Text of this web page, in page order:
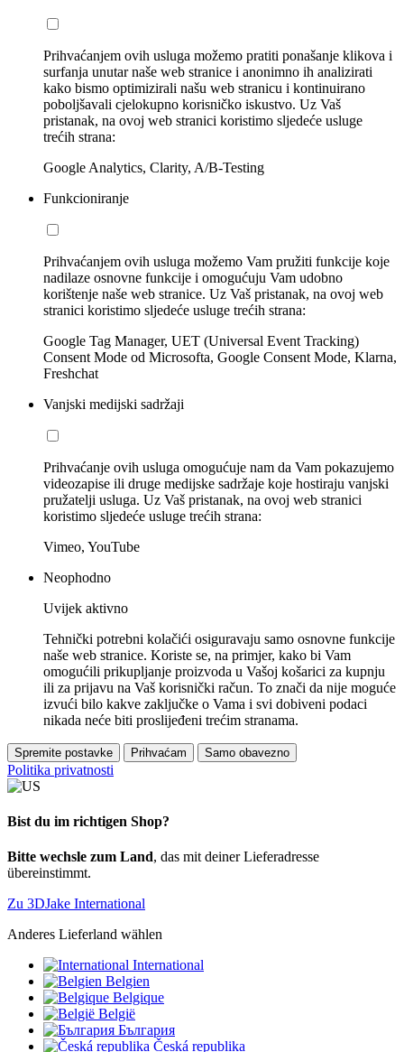
Prihvaćanjem ovih usluga možemo pratiti ponašanje klikova i
surfanja unutar naše web stranice i anonimno ih analizirati
kako bismo optimizirali našu web stranicu i kontinuirano
poboljšavali cjelokupno korisničko iskustvo. Uz Vaš
pristanak, na ovoj web stranici koristimo sljedeće usluge
trećih strana:
Google Analytics, Clarity, A/B-Testing
Funkcioniranje
Prihvaćanjem ovih usluga možemo Vam pružiti funkcije koje
nadilaze osnovne funkcije i omogućuju Vam udobno
korištenje naše web stranice. Uz Vaš pristanak, na ovoj web
stranici koristimo sljedeće usluge trećih strana:
Google Tag Manager, UET (Universal Event Tracking)
Consent Mode od Microsofta, Google Consent Mode, Klarna,
Freshchat
Vanjski medijski sadržaji
Prihvaćanje ovih usluga omogućuje nam da Vam pokazujemo
videozapise ili druge medijske sadržaje koje hostiraju vanjski
pružatelji usluga. Uz Vaš pristanak, na ovoj web stranici
koristimo sljedeće usluge trećih strana:
Vimeo, YouTube
Neophodno
Uvijek aktivno
Tehnički potrebni kolačići osiguravaju samo osnovne funkcije
naše web stranice. Koriste se, na primjer, kako bi Vam
omogućili prikupljanje proizvoda u Vašoj košarici za kupnju
ili za prijavu na Vaš korisnički račun. To znači da nije moguće
izvući bilo kakve zaključke o Vama i svi dobiveni podaci
nikada neće biti proslijeđeni trećim stranama.
Spremite postavke Prihvaćam Samo obavezno
Politika privatnosti
Bist du im richtigen Shop?
Bitte wechsle zum Land, das mit deiner Lieferadresse
übereinstimmt.
Zu 3DJake International
Anderes Lieferland wählen
International
Belgien
Belgique
België
България
Česká republika